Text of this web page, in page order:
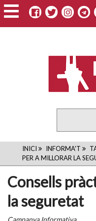
Vés
al
contingut
INICI INFORMA'T
PER A MILLORAR LA
Consells
la seguretat
Campanya Informativa